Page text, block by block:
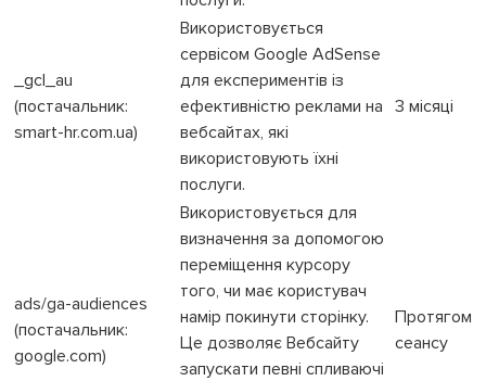
_gcl_au
(постачальник:
smart-hr.com.ua)
Використовується
сервісом Google AdSense
для експериментів із
ефективністю реклами на
вебсайтах, які
використовують їхні
послуги.
3 місяці
ads/ga-audiences
(постачальник:
google.com)
Використовується для
визначення за допомогою
переміщення курсору
того, чи має користувач
намір покинути сторінку.
Це дозволяє Вебсайту
запускати певні спливаючі
Протягом
сеансу